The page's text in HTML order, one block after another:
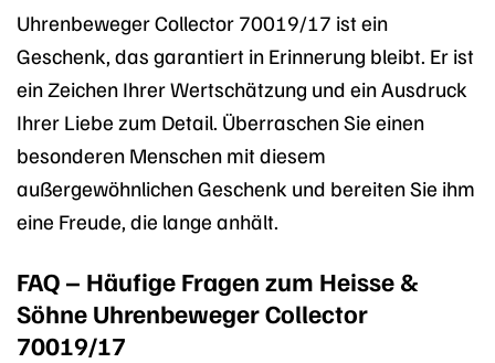
Uhrenbeweger Collector 70019/17 ist ein
Geschenk, das garantiert in Erinnerung bleibt. Er ist
ein Zeichen Ihrer Wertschätzung und ein Ausdruck
Ihrer Liebe zum Detail. Überraschen Sie einen
besonderen Menschen mit diesem
außergewöhnlichen Geschenk und bereiten Sie ihm
eine Freude, die lange anhält.
FAQ – Häufige Fragen zum Heisse &
Söhne Uhrenbeweger Collector
70019/17